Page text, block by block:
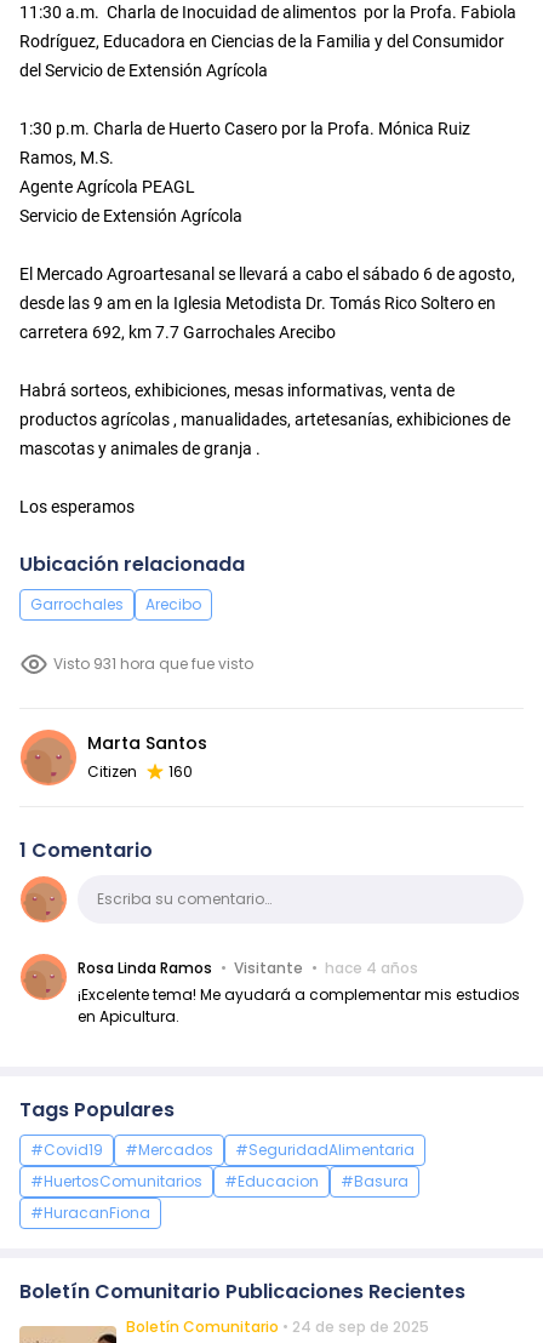
11:30 a.m. Charla de Inocuidad de alimentos por la Profa. Fabiola
Rodríguez, Educadora en Ciencias de la Familia y del Consumidor
del Servicio de Extensión Agrícola
1:30 p.m. Charla de Huerto Casero por la Profa. Mónica Ruiz
Ramos, M.S.
Agente Agrícola PEAGL
Servicio de Extensión Agrícola
El Mercado Agroartesanal se llevará a cabo el sábado 6 de agosto,
desde las 9 am en la Iglesia Metodista Dr. Tomás Rico Soltero en
carretera 692, km 7.7 Garrochales Arecibo
Habrá sorteos, exhibiciones, mesas informativas, venta de
productos agrícolas , manualidades, artetesanías, exhibiciones de
mascotas y animales de granja .
Los esperamos
Ubicación relacionada
Garrochales Arecibo
Visto 931 hora que fue visto
Marta Santos
Citizen 160
1 Comentario
ComentarioEscriba su comentario…
Rosa Linda Ramos Visitante
hace 4 años
¡Excelente tema! Me ayudará a complementar mis estudios
en Apicultura.
Tags Populares
#Covid19 #Mercados
#SeguridadAlimentaria
#HuertosComunitarios
#Educacion
#Basura
#HuracanFiona
Boletín Comunitario Publicaciones Recientes
Boletín Comunitario • 24 de sep de 2025